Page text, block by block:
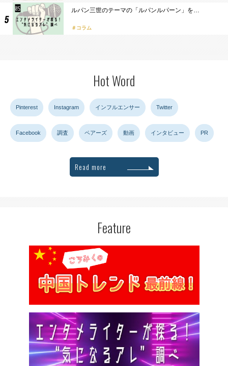
ルパン三世のテーマの「ルパンルパーン」を…
コラム
Hot Word
Pinterest Instagram インフルエンサー Twitter
Facebook 調査 ペアーズ 動画 インタビュー PR
Read more
Feature